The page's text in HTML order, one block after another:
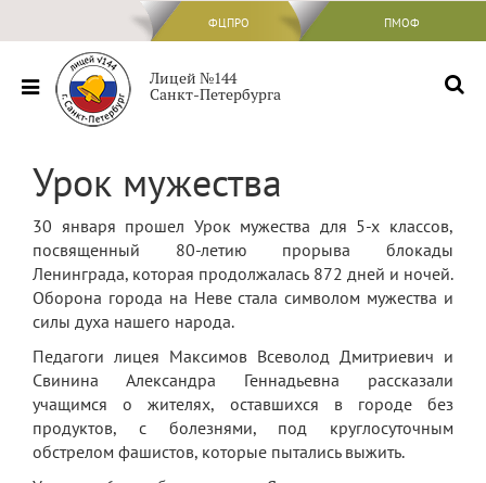
ФЦПРО ПМОФ
ФЦПРО
Сведения об ОО
Основные сведения
образовательной организацией
Документы
Образование
Образовательные стандарты и
требования
Руководство
Педагогический состав
Материально-техническое обеспечение
и оснащенность образовательного
Лицей №144
Санкт-Петербурга
Урок мужества
30 января прошел Урок мужества для 5-х классов,
посвященный 80-летию прорыва блокады
Ленинграда, которая продолжалась 872 дней и ночей.
Оборона города на Неве стала символом мужества и
силы духа нашего народа.
Педагоги лицея Максимов Всеволод Дмитриевич и
Свинина Александра Геннадьевна рассказали
учащимся о жителях, оставшихся в городе без
продуктов, с болезнями, под круглосуточным
обстрелом фашистов, которые пытались выжить.